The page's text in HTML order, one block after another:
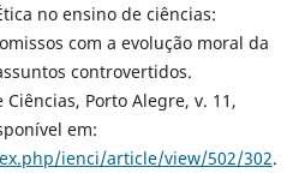
no ensino de ciências:
com a evolução moral da
controvertidos.
Porto Alegre, v. 11,
em:
ienci/article/view/502/302.